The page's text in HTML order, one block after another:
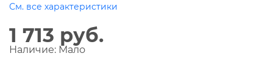
См. все характеристики
1 713 руб.
Наличие: Мало